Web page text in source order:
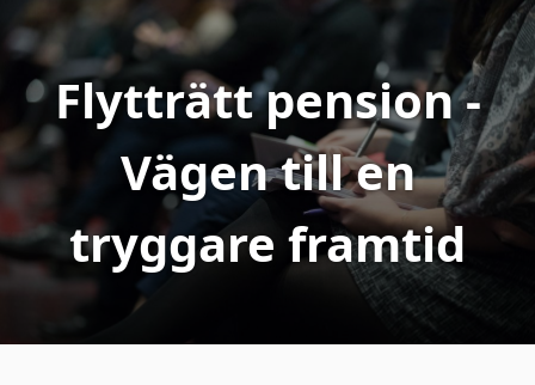
Flytträtt pension -
Vägen till en
tryggare framtid